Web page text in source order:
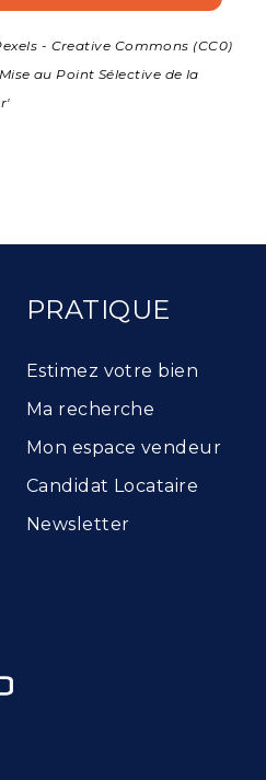
- Creative Commons (CC0)
au Point Sélective de la
PRATIQUE
Estimez votre bien
Ma recherche
Mon espace vendeur
Candidat Locataire
Newsletter